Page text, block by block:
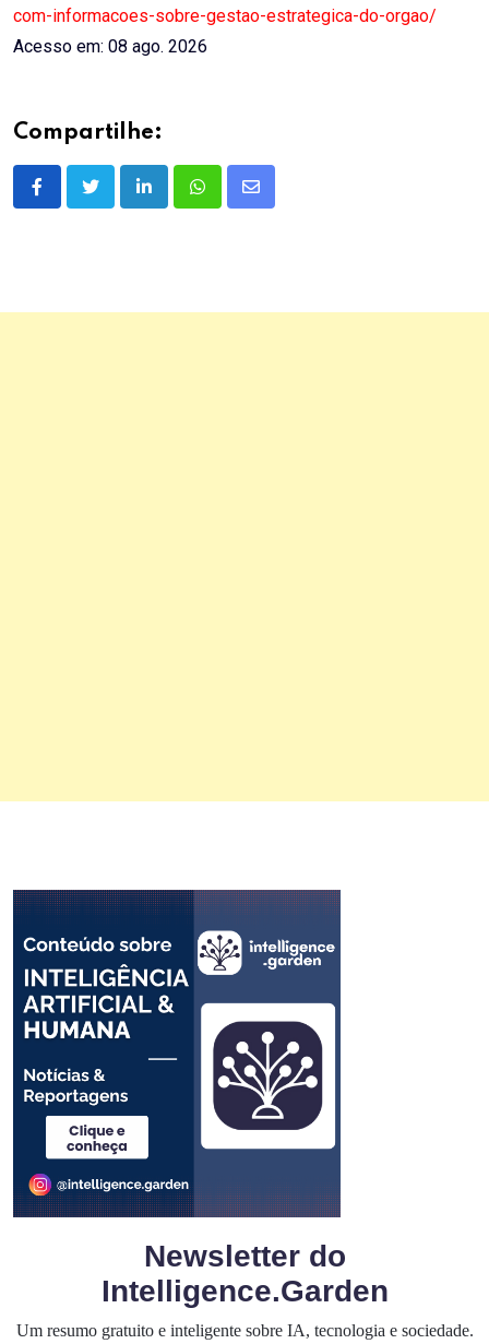
com-informacoes-sobre-gestao-estrategica-do-orgao/
Acesso em: 08 ago. 2026
Compartilhe:
LinkedInWhatsappShare